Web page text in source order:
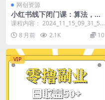
网创资源
小红书线下闭门课：算法，爆
款，变现全攻略，三天升级运
营体系
课程内容： 2024_11_15_09_31_5
9.mp3 2024_11_15...
8 月前 2.1K 10
VIP